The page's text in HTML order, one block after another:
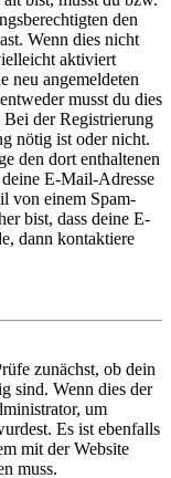
den
Wenn dies nicht
aktiviert
neu angemeldeten
musst du dies
der Registrierung
nötig ist oder nicht.
den dort enthaltenen
E-Mail-Adresse
von einem Spam-
bist, dass deine E-
dann kontaktiere
zunächst, ob dein
sind. Wenn dies der
um
Es ist ebenfalls
mit der Website
muss.